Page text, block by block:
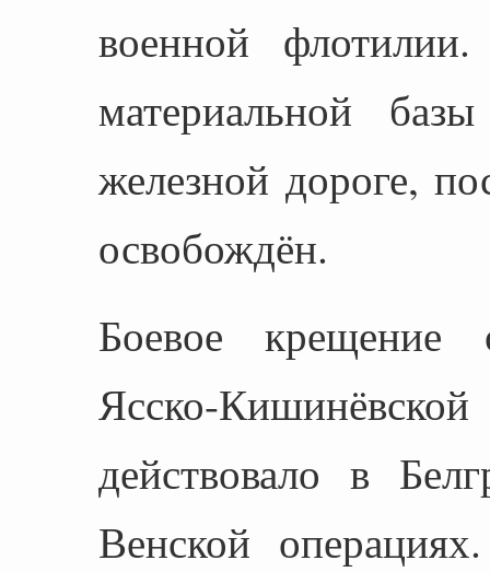
военной
материальной
железной дороге,
освобождён.
Боевое крещение
Ясско-
действовало в
Венской